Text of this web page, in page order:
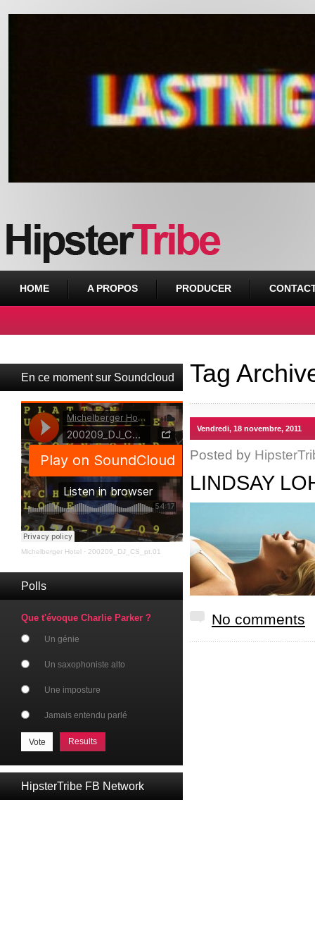
HOME A PROPOS PRODUCER
En ce moment sur Soundcloud
Michelberger Hotel · 200209_DJ_CS_pt.01
Polls
Que t'évoque Charlie Parker ?
Un génie
Un saxophoniste alto
Une imposture
Jamais entendu parlé
Results
HipsterTribe FB Network
Tag
Vendredi, 18 novembre, 2011
Posted by
LINDSAY
No comments